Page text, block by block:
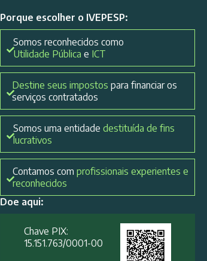
Porque escolher o IVEPESP:
Somos reconhecidos como
Utilidade Pública e ICT
Destine seus impostos para financiar os
serviços contratados
Somos uma entidadedestituída de fins
lucrativos
Contamos com profissionais experientes e
reconhecidos
Doe aqui:
Chave PIX:
15.151.763/0001-00​